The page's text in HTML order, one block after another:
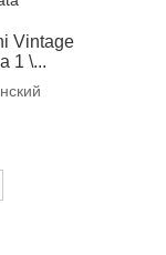
Vintage
1 \...